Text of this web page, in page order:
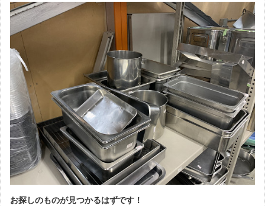
お探しのものが見つかるはずです！